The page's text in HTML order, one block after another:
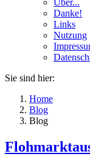
Über...
Danke!
Links
Nutzung
Sie sind hier:
Home
Blog
Blog